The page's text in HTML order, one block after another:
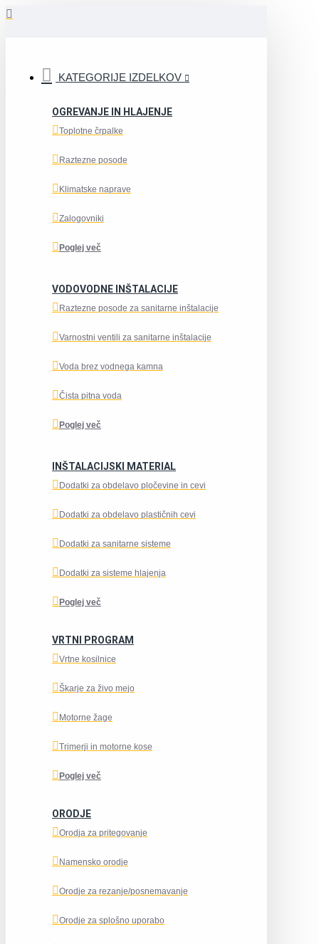
KATEGORIJE IZDELKOV
OGREVANJE IN HLAJENJE
Toplotne črpalke
Raztezne posode
Klimatske naprave
Zalogovniki
Poglej več
VODOVODNE INŠTALACIJE
Raztezne posode za sanitarne inštalacije
Varnostni ventili za sanitarne inštalacije
Voda brez vodnega kamna
Čista pitna voda
Poglej več
INŠTALACIJSKI MATERIAL
Dodatki za obdelavo pločevine in cevi
Dodatki za obdelavo plastičnih cevi
Dodatki za sanitarne sisteme
Dodatki za sisteme hlajenja
Poglej več
VRTNI PROGRAM
Vrtne kosilnice
Škarje za živo mejo
Motorne žage
Trimerji in motorne kose
Poglej več
ORODJE
Orodja za pritegovanje
Namensko orodje
Orodje za rezanje/posnemavanje
Orodje za splošno uporabo